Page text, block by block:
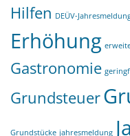
Hilfen DEÜV-
Erhöhung
Gastronomie
Grundsteuer
Grundstücke jahresmeldung